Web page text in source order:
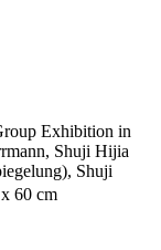
Exhibition in
Shuji Hijia
Shuji
60 cm